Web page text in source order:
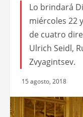
Lo brindará
miércoles 22
de cuatro
Ulrich Seidl,
Zvyagintsev.
15 agosto, 2018